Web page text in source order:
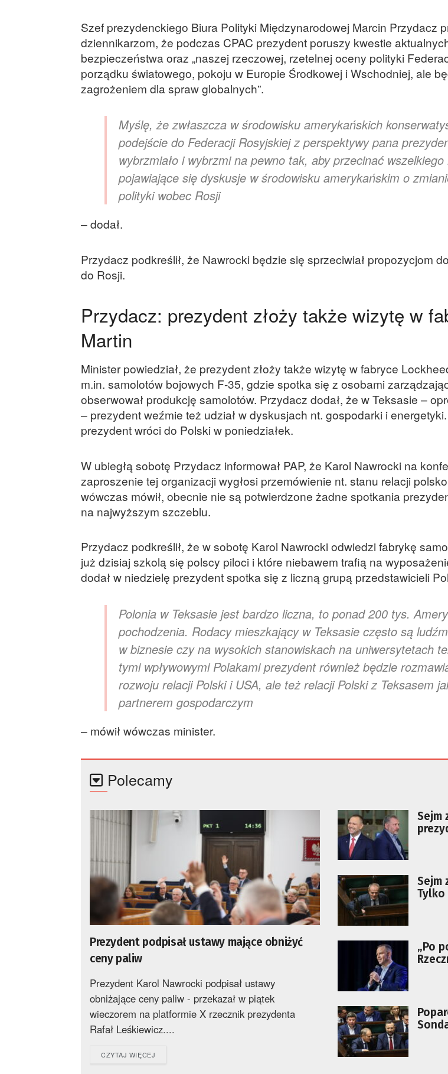
Szef prezydenckiego Biura Polityki Międzynarodowej Marcin Przydacz
dziennikarzom, że podczas CPAC prezydent poruszy kwestie
bezpieczeństwa oraz „naszej rzeczowej, rzetelnej oceny polityki
porządku światowego, pokoju w Europie Środkowej i Wschodniej, ale
zagrożeniem dla spraw globalnych”.
Myślę, że zwłaszcza w środowisku amerykańskich
podejście do Federacji Rosyjskiej z perspektywy pana
wybrzmiało i wybrzmi na pewno tak, aby przecinać
pojawiające się dyskusje w środowisku amerykańskim o
polityki wobec Rosji
– dodał.
Przydacz podkreślił, że Nawrocki będzie się sprzeciwiał propozycjom
do Rosji.
Przydacz: prezydent złoży także wizytę w
Martin
Minister powiedział, że prezydent złoży także wizytę w fabryce
m.in. samolotów bojowych F-35, gdzie spotka się z osobami
obserwował produkcję samolotów. Przydacz dodał, że w Teksasie –
– prezydent weźmie też udział w dyskusjach nt. gospodarki i
prezydent wróci do Polski w poniedziałek.
W ubiegłą sobotę Przydacz informował PAP, że Karol Nawrocki na
zaproszenie tej organizacji wygłosi przemówienie nt. stanu relacji
wówczas mówił, obecnie nie są potwierdzone żadne spotkania
na najwyższym szczeblu.
Przydacz podkreślił, że w sobotę Karol Nawrocki odwiedzi fabrykę
już dzisiaj szkolą się polscy piloci i które niebawem trafią na
dodał w niedzielę prezydent spotka się z liczną grupą przedstawicieli
Polonia w Teksasie jest bardzo liczna, to ponad 200 tys.
pochodzenia. Rodacy mieszkający w Teksasie często są
w biznesie czy na wysokich stanowiskach na uniwersytetach
tymi wpływowymi Polakami prezydent również będzie
rozwoju relacji Polski i USA, ale też relacji Polski z Teksasem
partnerem gospodarczym
– mówił wówczas minister.
Polecamy
Prezydent podpisał ustawy mające obniżyć
ceny paliw
Prezydent Karol Nawrocki podpisał ustawy
obniżające ceny paliw - przekazał w piątek
wieczorem na platformie X rzecznik prezydenta
Rafał Leśkiewicz....
CZYTAJ WIĘCEJ
Sejm
Sejm
Tylko
„Po